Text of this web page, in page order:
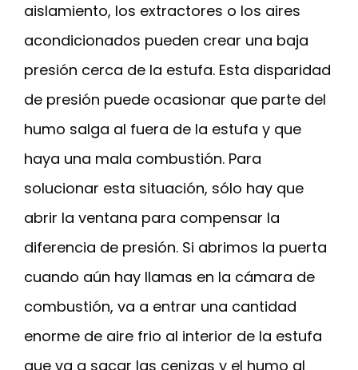
aislamiento, los extractores o los aires
acondicionados pueden crear una baja
presión cerca de la estufa. Esta disparidad
de presión puede ocasionar que parte del
humo salga al fuera de la estufa y que
haya una mala combustión. Para
solucionar esta situación, sólo hay que
abrir la ventana para compensar la
diferencia de presión. Si abrimos la puerta
cuando aún hay llamas en la cámara de
combustión, va a entrar una cantidad
enorme de aire frio al interior de la estufa
que va a sacar las cenizas y el humo al